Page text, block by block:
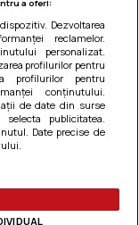
a oferi:
Dezvoltarea
reclamelor.
personalizat.
profilurilor pentru
profilurilor pentru
conținutului.
de date din surse
publicitatea.
Date precise de